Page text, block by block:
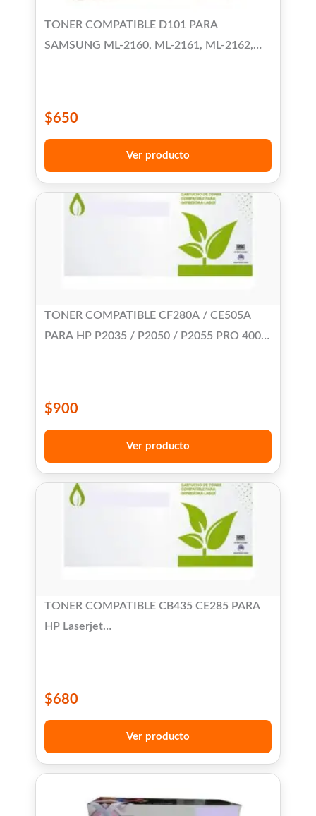
TONER COMPATIBLE D101 PARA
SAMSUNG ML-2160, ML-2161, ML-2162,
$650
Ver producto
TONER COMPATIBLE CF280A / CE505A
PARA HP P2035 / P2050 / P2055 PRO 400
$900
Ver producto
TONER COMPATIBLE CB435 CE285 PARA
HP Laserjet
$680
Ver producto